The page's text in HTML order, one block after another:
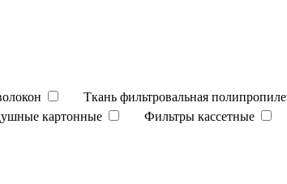
Ткань фильтровальная
картонные Фильтры кассетные